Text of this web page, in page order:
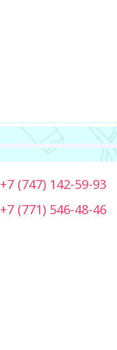
+7 (747) 142-59-93
+7 (771) 546-48-46